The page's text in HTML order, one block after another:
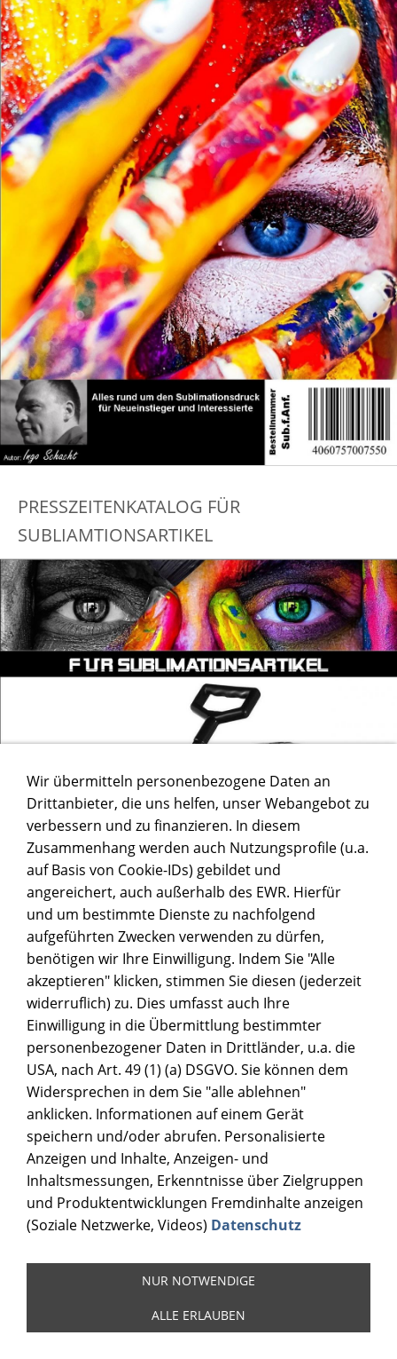
PRESSZEITENKATALOG FÜR
SUBLIAMTIONSARTIKEL
GIC SUBLIMATIONSTINTE
Wir übermitteln personenbezogene Daten an
Drittanbieter, die uns helfen, unser Webangebot zu
verbessern und zu finanzieren. In diesem
Zusammenhang werden auch Nutzungsprofile (u.a.
auf Basis von Cookie-IDs) gebildet und
angereichert, auch außerhalb des EWR. Hierfür
und um bestimmte Dienste zu nachfolgend
aufgeführten Zwecken verwenden zu dürfen,
benötigen wir Ihre Einwilligung. Indem Sie "Alle
akzeptieren" klicken, stimmen Sie diesen (jederzeit
widerruflich) zu. Dies umfasst auch Ihre
Einwilligung in die Übermittlung bestimmter
personenbezogener Daten in Drittländer, u.a. die
USA, nach Art. 49 (1) (a) DSGVO. Sie können dem
Widersprechen in dem Sie "alle ablehnen"
anklicken. Informationen auf einem Gerät
speichern und/oder abrufen. Personalisierte
Anzeigen und Inhalte, Anzeigen- und
Inhaltsmessungen, Erkenntnisse über Zielgruppen
und Produktentwicklungen Fremdinhalte anzeigen
(Soziale Netzwerke, Videos) Datenschutz
NUR NOTWENDIGE
ALLE ERLAUBEN